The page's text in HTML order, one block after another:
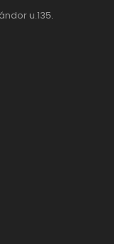
u.135.